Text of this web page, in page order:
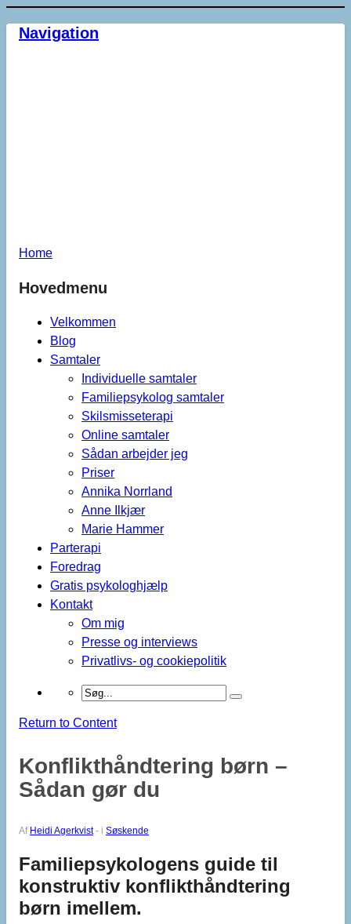
Navigation
Home
Hovedmenu
Velkommen
Blog
Samtaler
Individuelle samtaler
Familiepsykolog samtaler
Skilsmisseterapi
Online samtaler
Sådan arbejder jeg
Priser
Annika Norrland
Anne Ilkjær
Marie Hammer
Parterapi
Foredrag
Gratis psykologhjælp
Kontakt
Om mig
Presse og interviews
Privatlivs- og cookiepolitik
Return to Content
Konflikthåndtering børn –
Sådan gør du
Af Heidi Agerkvist - i Søskende
Familiepsykologens guide til
konstruktiv konflikthåndtering
børn imellem.